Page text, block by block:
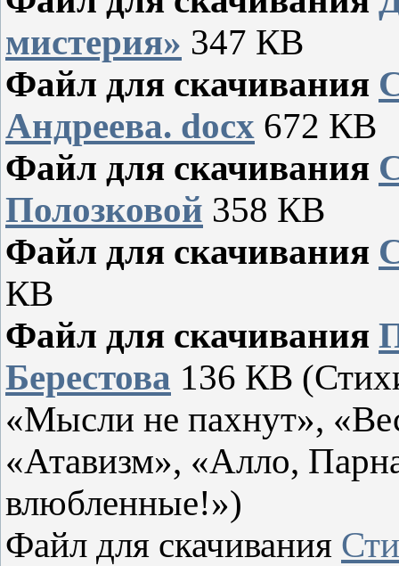
мистерия» 347 КВ
Файл для скачивания
Андреева. docx 672 КВ
Файл для скачивания
Полозковой 358 КВ
Файл для скачивания
КВ
Файл для скачивания
Берестова 136 КВ
«Мысли не пахнут»,
«Атавизм», «Алло,
влюбленные!»)
Файл для скачивания